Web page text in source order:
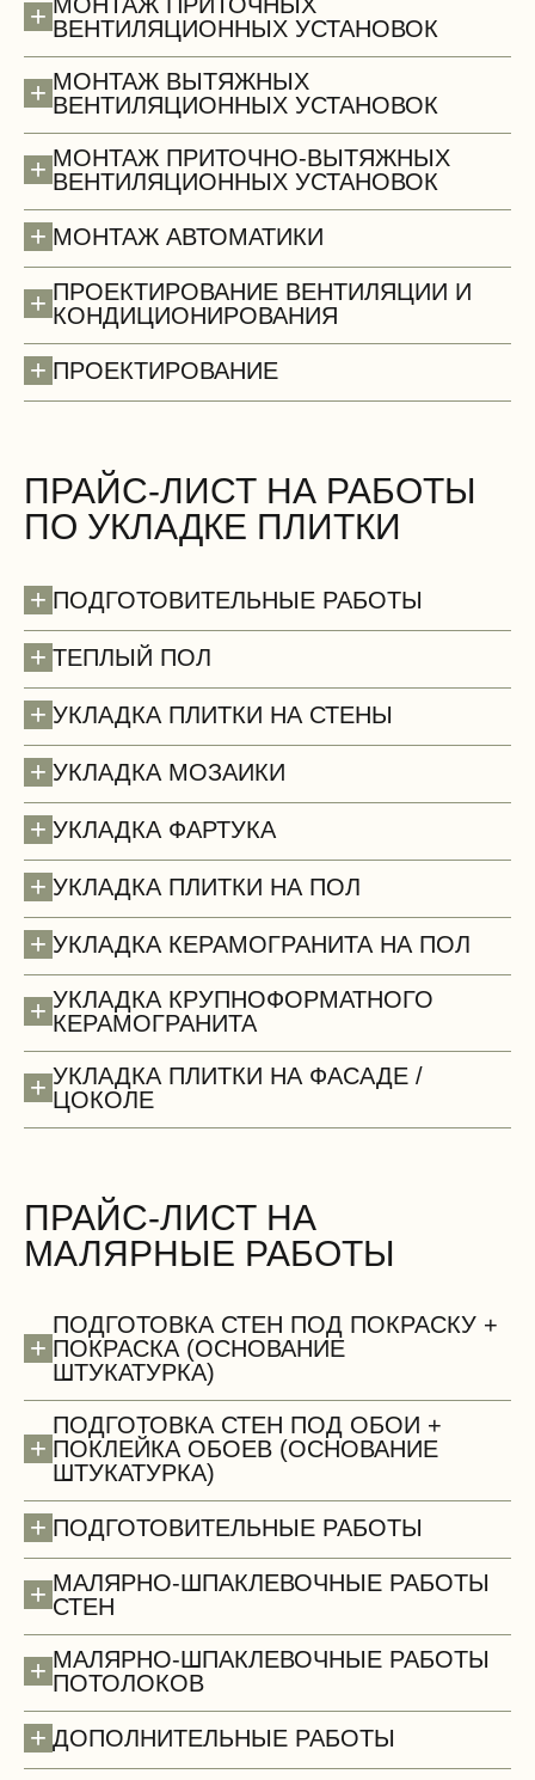
Сантехнические работы (демонтаж)
+ ВЕНТИЛЯЦИОННЫХ УСТАНОВОК
+ МОНТАЖ ВЫТЯЖНЫХ
ВЕНТИЛЯЦИОННЫХ УСТАНОВОК
+ МОНТАЖ ПРИТОЧНО-ВЫТЯЖНЫХ
ВЕНТИЛЯЦИОННЫХ УСТАНОВОК
+ МОНТАЖ АВТОМАТИКИ
+ ПРОЕКТИРОВАНИЕ ВЕНТИЛЯЦИИ И
КОНДИЦИОНИРОВАНИЯ
+ ПРОЕКТИРОВАНИЕ
ПРАЙС-ЛИСТ НА РАБОТЫ
ПО УКЛАДКЕ ПЛИТКИ
+ ПОДГОТОВИТЕЛЬНЫЕ РАБОТЫ
+ ТЕПЛЫЙ ПОЛ
+ УКЛАДКА ПЛИТКИ НА СТЕНЫ
+ УКЛАДКА МОЗАИКИ
+ УКЛАДКА ФАРТУКА
+ УКЛАДКА ПЛИТКИ НА ПОЛ
+ УКЛАДКА КЕРАМОГРАНИТА НА ПОЛ
+ УКЛАДКА КРУПНОФОРМАТНОГО
КЕРАМОГРАНИТА
+ УКЛАДКА ПЛИТКИ НА ФАСАДЕ /
ЦОКОЛЕ
ПРАЙС-ЛИСТ НА
МАЛЯРНЫЕ РАБОТЫ
+
ПОДГОТОВКА СТЕН ПОД ПОКРАСКУ +
ПОКРАСКА (ОСНОВАНИЕ
ШТУКАТУРКА)
+
ПОДГОТОВКА СТЕН ПОД ОБОИ +
ПОКЛЕЙКА ОБОЕВ (ОСНОВАНИЕ
ШТУКАТУРКА)
+ ПОДГОТОВИТЕЛЬНЫЕ РАБОТЫ
+ МАЛЯРНО-ШПАКЛЕВОЧНЫЕ РАБОТЫ
СТЕН
+ МАЛЯРНО-ШПАКЛЕВОЧНЫЕ РАБОТЫ
ПОТОЛОКОВ
+ ДОПОЛНИТЕЛЬНЫЕ РАБОТЫ